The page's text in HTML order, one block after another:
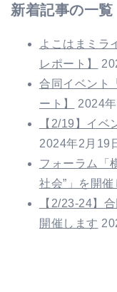
新着記事の一覧
よこはまミラ
レポート】
合同イベント
ート】
2024
【2/19】イベ
2024年2月19
フォーラム「
社会”」を開催
【2/23-24】
開催します